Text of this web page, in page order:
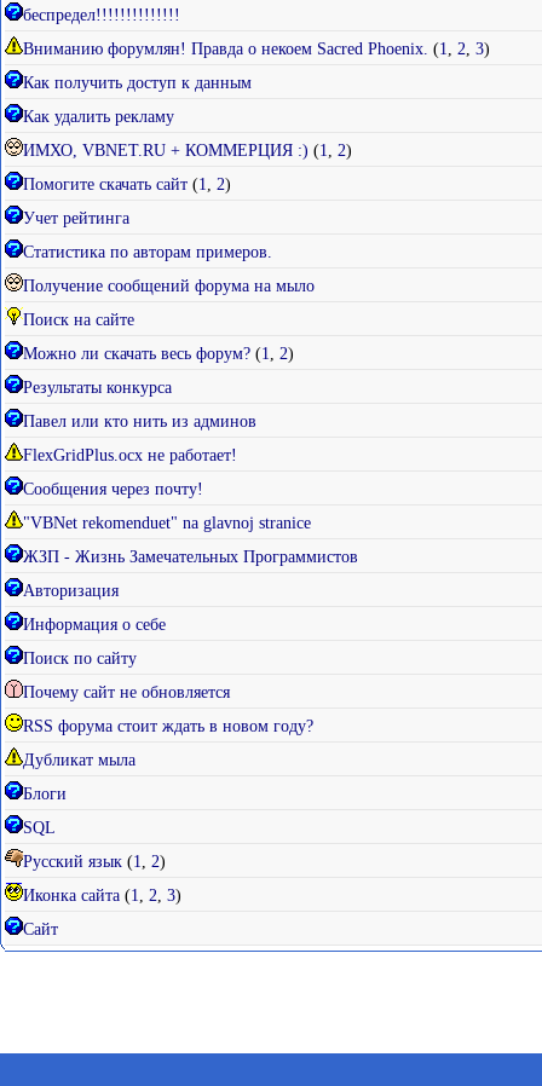
беспредел!!!!!!!!!!!!!!
Вниманию форумлян! Правда о некоем Sacred Phoenix. (1, 2, 3)
Как получить доступ к данным
Как удалить рекламу
ИМХО, VBNET.RU + КОММЕРЦИЯ :) (1, 2)
Помогите скачать сайт (1, 2)
Учет рейтинга
Статистика по авторам примеров.
Получение сообщений форума на мыло
Поиск на сайте
Можно ли скачать весь форум? (1, 2)
Результаты конкурса
Павел или кто нить из админов
FlexGridPlus.ocx не работает!
Сообщения через почту!
"VBNet rekomenduet" na glavnoj stranice
ЖЗП - Жизнь Замечательных Программистов
Авторизация
Информация о себе
Поиск по сайту
Почему сайт не обновляется
RSS форума стоит ждать в новом году?
Дубликат мыла
Блоги
SQL
Русский язык (1, 2)
Иконка сайта (1, 2, 3)
Сайт